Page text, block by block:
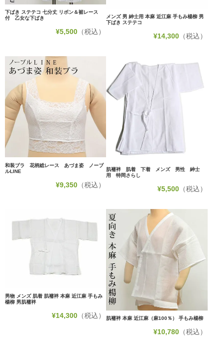
下ばき ステテコ 七分丈 リボン＆裾レース
付 乙女な下ばき
¥5,500 （税込）
メンズ 男 紳士用 本麻 近江麻 手もみ楊柳 男
下ばき ステテコ
¥14,300（税込）
和装ブラ 花柄総レース あづま姿 ノーブ
ルLINE
¥9,350 （税込）
肌襦袢 肌着 下着 メンズ 男性 紳士
用 特岡さらし
¥5,500（税込）
男物 メンズ 肌着 肌襦袢 本麻 近江麻 手もみ
楊柳 男肌襦袢
¥14,300 （税込） 肌襦袢 本麻 近江麻（麻100％） 手もみ楊柳
¥10,780（税込）